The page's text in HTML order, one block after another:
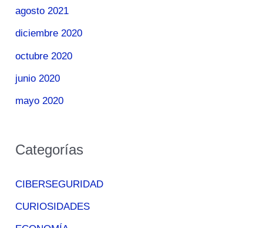
agosto 2021
diciembre 2020
octubre 2020
junio 2020
mayo 2020
Categorías
CIBERSEGURIDAD
CURIOSIDADES